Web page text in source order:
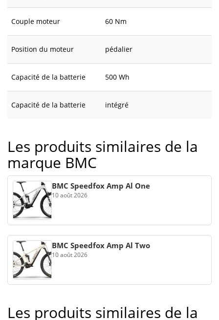
Couple moteur 60 Nm
Position du moteur pédalier
Capacité de la batterie 500 Wh
Capacité de la batterie intégré
Les produits similaires de la
marque BMC
BMC Speedfox Amp Al One
10 août 2026
BMC Speedfox Amp Al Two
10 août 2026
Les produits similaires de la